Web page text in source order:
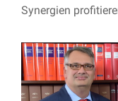
Synergien